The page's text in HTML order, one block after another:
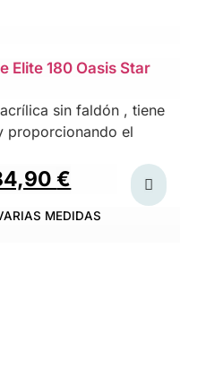
Elite 180 Oasis Star
sin faldón , tiene
proporcionando el
€
MEDIDAS